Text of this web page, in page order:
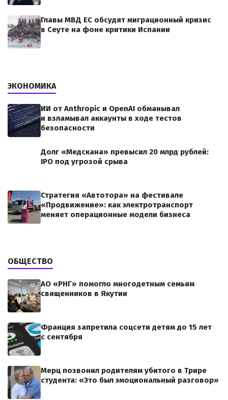
Главы МВД ЕС обсудят миграционный кризис
в Сеуте на фоне критики Испании
ЭКОНОМИКА
ИИ от Anthropic и OpenAI обманывал
и взламывал аккаунты в ходе тестов
безопасности
Долг «Медскана» превысил 20 млрд рублей:
IPO под угрозой срыва
Стратегия «Автотора» на фестивале
«Продвижение»: как электротранспорт
меняет операционные модели бизнеса
ОБЩЕСТВО
АО «РНГ» помогло многодетным семьям
священников в Якутии
Франция запретила соцсети детям до 15 лет
с сентября
Мерц позвонил родителям убитого в Трире
студента: «Это был эмоциональный разговор»